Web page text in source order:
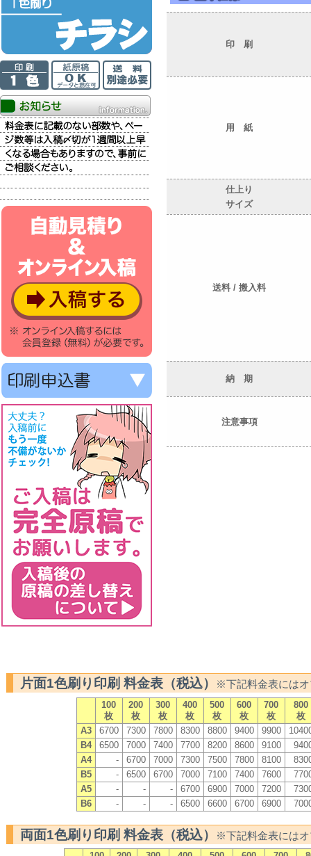
印 刷
用 紙
仕上り
サイズ
送料 / 搬入料
納 期
注意事項
片面1色刷り印刷 料金表（税込） ※下記料金表には
100
枚
200
枚
300
枚
400
枚
500
枚
600
枚
700
枚
800
枚
A3
6700 7300 7800 8300 8800 9400 9900
B4
6500 7000 7400 7700 8200 8600 9100
A4
- 6700 7000 7300 7500 7800 8100
B5
- 6500 6700 7000 7100 7400 7600
A5
- - - 6700 6900 7000 7200
B6
- - - 6500 6600 6700 6900
両面1色刷り印刷 料金表（税込） ※下記料金表には